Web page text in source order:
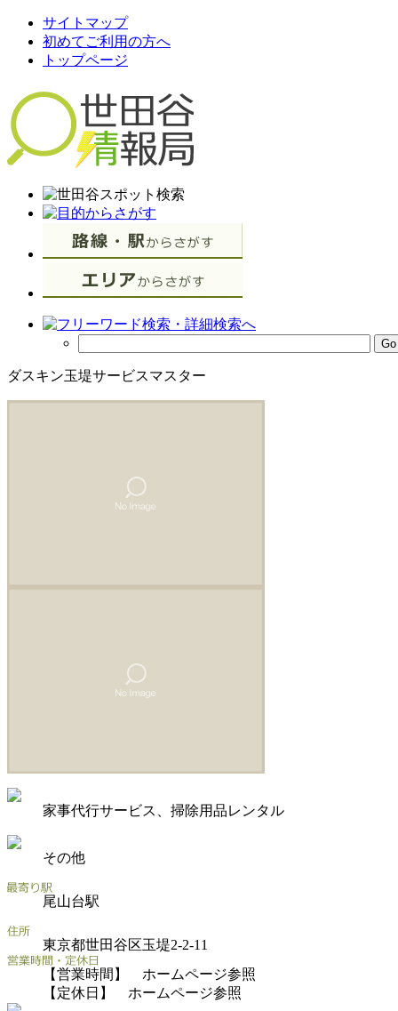
サイトマップ
初めてご利用の方へ
トップページ
ダスキン玉堤サービスマスター
家事代行サービス、掃除用品レンタル
その他
尾山台駅
東京都世田谷区玉堤2-2-11
【営業時間】 ホームページ参照
【定休日】 ホームページ参照